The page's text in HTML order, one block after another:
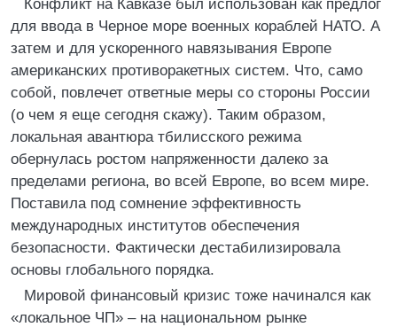
Конфликт на Кавказе был использован как предлог
для ввода в Черное море военных кораблей НАТО. А
затем и для ускоренного навязывания Европе
американских противоракетных систем. Что, само
собой, повлечет ответные меры со стороны России
(о чем я еще сегодня скажу). Таким образом,
локальная авантюра тбилисского режима
обернулась ростом напряженности далеко за
пределами региона, во всей Европе, во всем мире.
Поставила под сомнение эффективность
международных институтов обеспечения
безопасности. Фактически дестабилизировала
основы глобального порядка.
Мировой финансовый кризис тоже начинался как
«локальное ЧП» – на национальном рынке